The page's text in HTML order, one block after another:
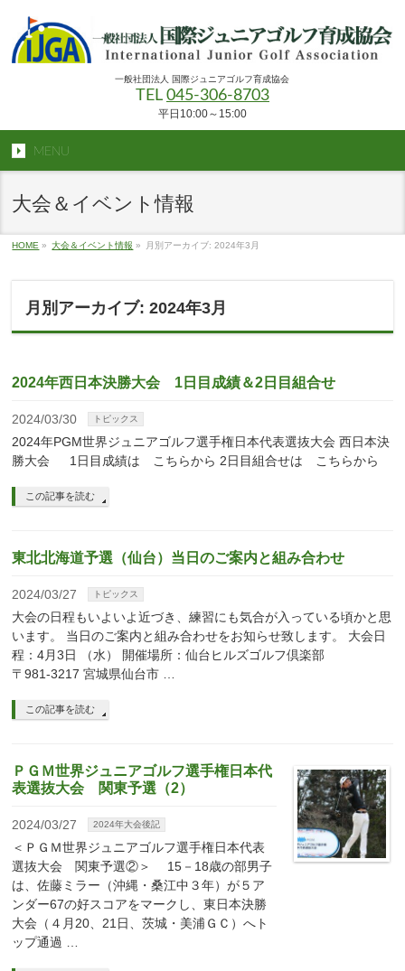
一般社団法人 国際ジュニアゴルフ育成協会
TEL 045-306-8703
平日10:00～15:00
MENU
大会＆イベント情報
HOME » 大会＆イベント情報 » 月別アーカイブ: 2024年3月
月別アーカイブ: 2024年3月
2024年西日本決勝大会 1日目成績＆2日目組合せ
2024/03/30 トピックス
2024年PGM世界ジュニアゴルフ選手権日本代表選抜大会 西日本決
勝大会 1日目成績は こちらから 2日目組合せは こちらから
この記事を読む
東北北海道予選（仙台）当日のご案内と組み合わせ
2024/03/27 トピックス
大会の日程もいよいよ近づき、練習にも気合が入っている頃かと思
います。 当日のご案内と組み合わせをお知らせ致します。 大会日
程：4月3日 （水） 開催場所：仙台ヒルズゴルフ倶楽部
〒981-3217 宮城県仙台市 …
この記事を読む
ＰＧＭ世界ジュニアゴルフ選手権日本代
表選抜大会 関東予選（2）
2024/03/27 2024年大会後記
＜ＰＧＭ世界ジュニアゴルフ選手権日本代表
選抜大会 関東予選②＞ 15－18歳の部男子
は、佐藤ミラー（沖縄・桑江中３年）が５ア
ンダー67の好スコアをマークし、東日本決勝
大会（４月20、21日、茨城・美浦ＧＣ）へト
ップ通過 …